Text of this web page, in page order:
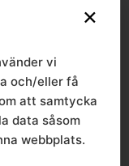
×
vi
och/eller få
att samtycka
data såsom
webbplats.